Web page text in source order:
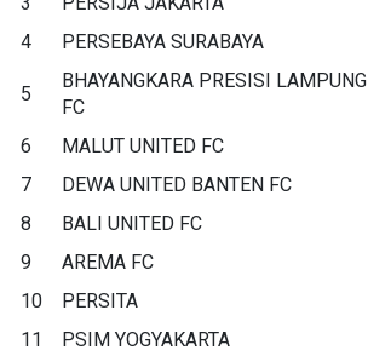
4
PERSEBAYA SURABAYA
5
BHAYANGKARA PRESISI LAMPUNG
FC
6 MALUT UNITED FC
7
DEWA UNITED BANTEN FC
8
BALI UNITED FC
9
AREMA FC
10
PERSITA
11
PSIM YOGYAKARTA